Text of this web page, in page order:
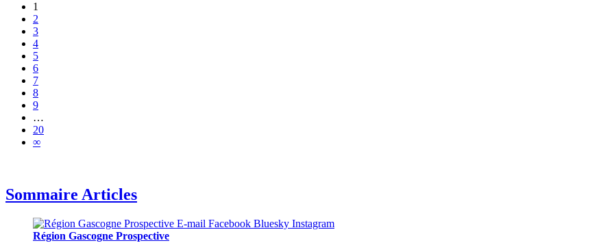
1
2
3
4
5
6
7
8
9
…
20
∞
Sommaire Articles
Région Gascogne Prospective